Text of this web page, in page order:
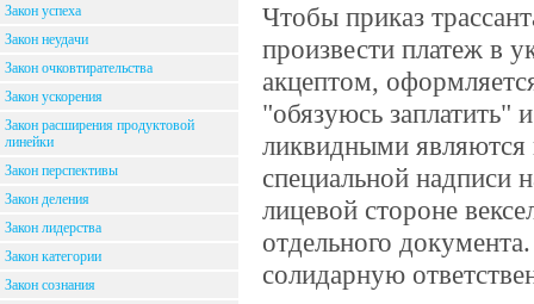
Закон успеха
Закон неудачи
Закон очковтирательства
Закон ускорения
Закон расширения продуктовой
линейки
Закон перспективы
Закон деления
Закон лидерства
Закон категории
Закон сознания
Чтобы приказ
произвести платеж в
акцептом,
"обязуюсь заплатить"
ликвидными являются
специальной надписи
лицевой стороне
отдельного
солидарную